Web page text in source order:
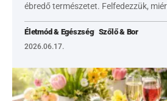
ébredő természetet. Felfedezzük,
Életmód & Egészség Szőlő & Bor
2026.06.17.